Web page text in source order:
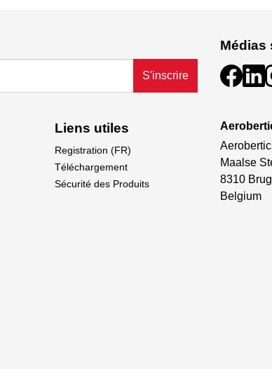
S'inscrire
Médias
Liens utiles
Registration (FR)
Téléchargement
Sécurité des Produits
Maalse
8310
Belgium